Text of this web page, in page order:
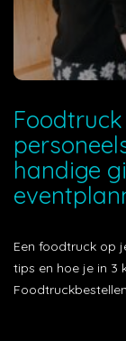
handige
Een foodtruck op
tips en hoe je in 3